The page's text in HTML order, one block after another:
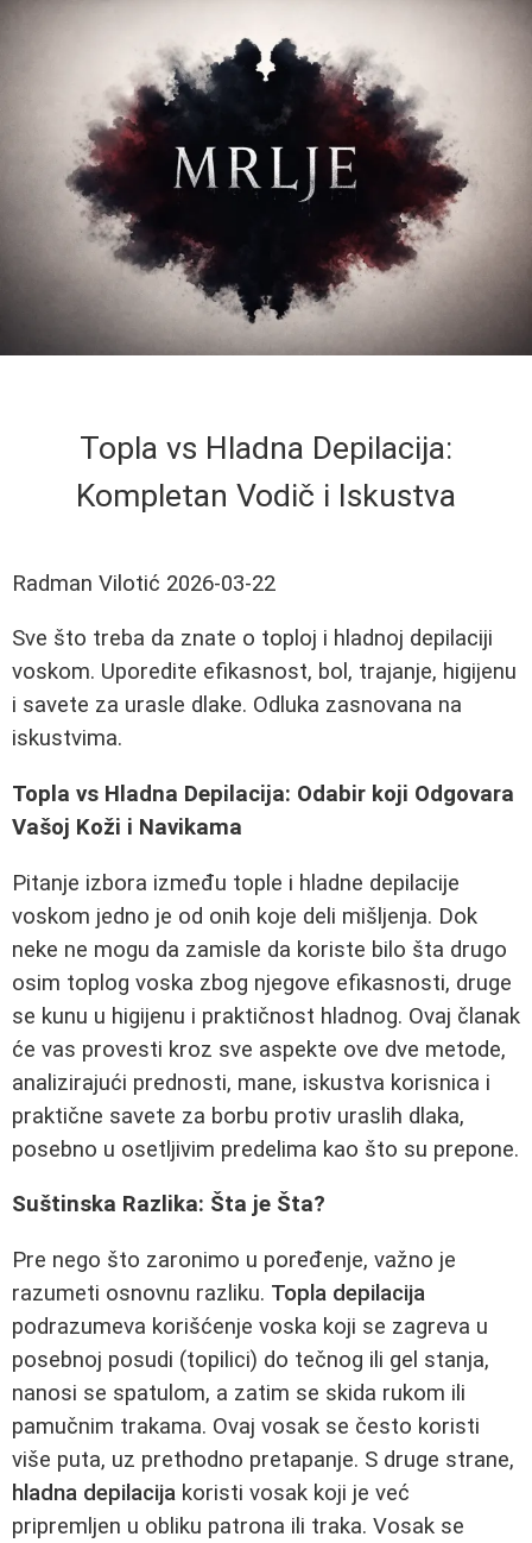
Topla vs Hladna Depilacija:
Kompletan Vodič i Iskustva
Radman Vilotić 2026-03-22
Sve što treba da znate o toploj i hladnoj depilaciji
voskom. Uporedite efikasnost, bol, trajanje, higijenu
i savete za urasle dlake. Odluka zasnovana na
iskustvima.
Topla vs Hladna Depilacija: Odabir koji Odgovara
Vašoj Koži i Navikama
Pitanje izbora između tople i hladne depilacije
voskom jedno je od onih koje deli mišljenja. Dok
neke ne mogu da zamisle da koriste bilo šta drugo
osim toplog voska zbog njegove efikasnosti, druge
se kunu u higijenu i praktičnost hladnog. Ovaj članak
će vas provesti kroz sve aspekte ove dve metode,
analizirajući prednosti, mane, iskustva korisnica i
praktične savete za borbu protiv uraslih dlaka,
posebno u osetljivim predelima kao što su prepone.
Suštinska Razlika: Šta je Šta?
Pre nego što zaronimo u poređenje, važno je
razumeti osnovnu razliku. Topla depilacija
podrazumeva korišćenje voska koji se zagreva u
posebnoj posudi (topilici) do tečnog ili gel stanja,
nanosi se spatulom, a zatim se skida rukom ili
pamučnim trakama. Ovaj vosak se često koristi
više puta, uz prethodno pretapanje. S druge strane,
hladna depilacija koristi vosak koji je već
pripremljen u obliku patrona ili traka. Vosak se